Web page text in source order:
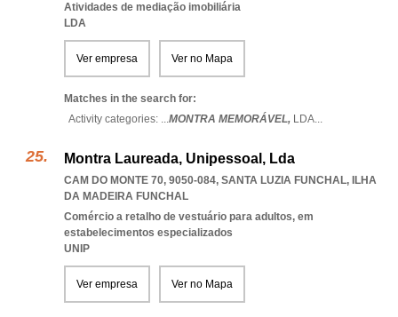
Atividades de mediação imobiliária
LDA
Ver empresa Ver no Mapa
Matches in the search for:
Activity categories: ...MONTRA MEMORÁVEL, LDA...
Montra Laureada, Unipessoal, Lda
CAM DO MONTE 70, 9050-084, SANTA LUZIA FUNCHAL, ILHA
DA MADEIRA FUNCHAL
Comércio a retalho de vestuário para adultos, em
estabelecimentos especializados
UNIP
Ver empresa Ver no Mapa